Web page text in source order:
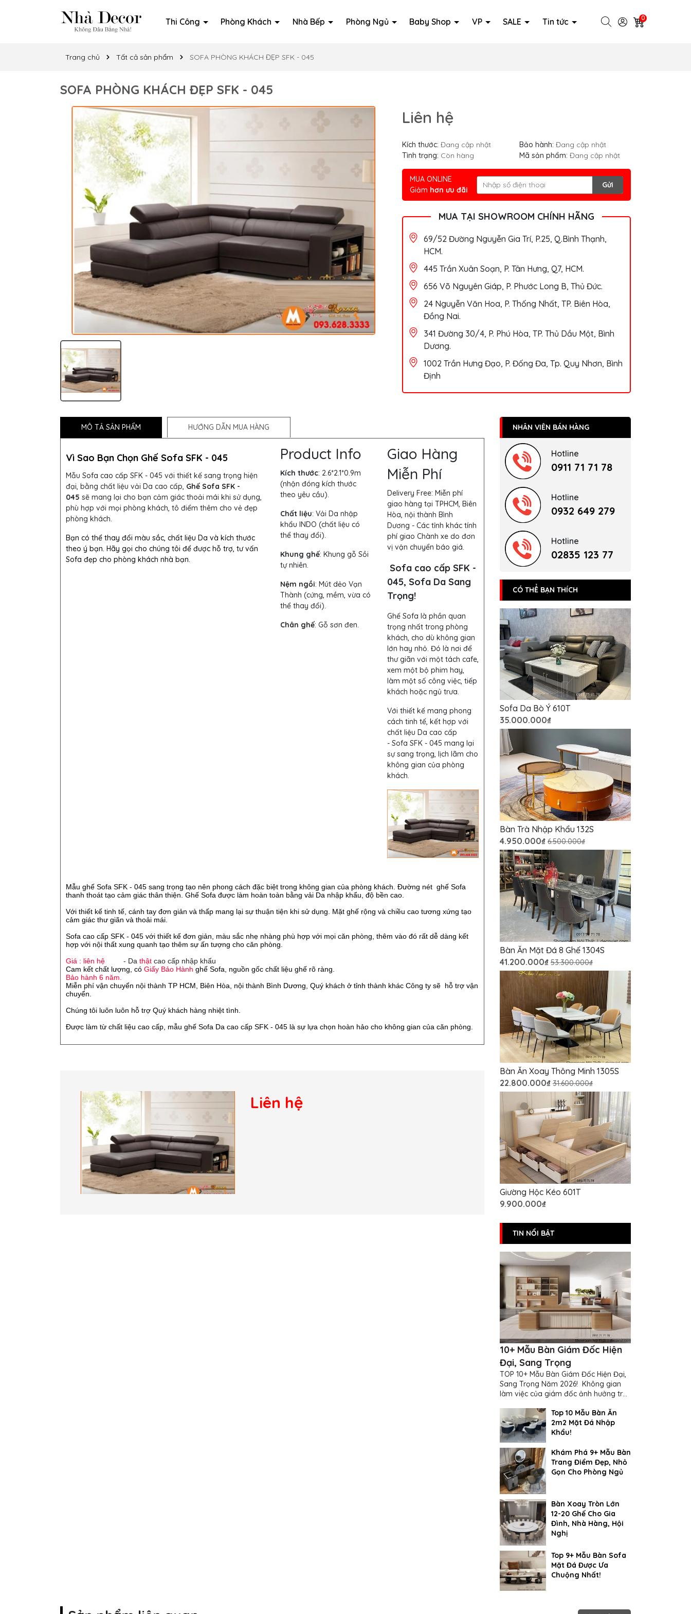
Thi Công Phòng Khách Nhà Bếp Phòng Ngủ Baby Shop VP SALE Tin tức 0
Trang chủ Tất cả sản phẩm SOFA PHÒNG KHÁCH ĐẸP SFK - 045
SOFA PHÒNG KHÁCH ĐẸP SFK - 045
Liên hệ
Kích thước: Đang cập nhật Bảo hành: Đang cập nhật
Tình trạng: Còn hàng Mã sản phẩm: Đang cập nhật
MUA ONLINE
Giảm hơn ưu đãi
Gửi
MUA TẠI SHOWROOM CHÍNH HÃNG
69/52 Đường Nguyễn Gia Trí, P.25, Q.Bình Thạnh,
HCM.
445 Trần Xuân Soạn, P. Tân Hưng, Q7, HCM.
656 Võ Nguyên Giáp, P. Phước Long B, Thủ Đức.
24 Nguyễn Văn Hoa, P. Thống Nhất, TP. Biên Hòa,
Đồng Nai.
341 Đường 30/4, P. Phú Hòa, TP. Thủ Dầu Một, Bình
Dương.
1002 Trần Hưng Đạo, P. Đống Đa, Tp. Quy Nhơn, Bình
Định
MÔ TẢ SẢN PHẨM HƯỚNG DẪN MUA HÀNG
Vì Sao Bạn Chọn Ghế Sofa SFK - 045
Mẫu Sofa cao cấp SFK - 045 với thiết kế sang trọng hiện
đại, bằng chất liệu vải Da cao cấp, Ghế Sofa SFK -
045 sẽ mang lại cho bạn cảm giác thoải mái khi sử dụng,
phù hợp với mọi phòng khách, tô điểm thêm cho vẻ đẹp
phòng khách.
Bạn có thể thay đổi màu sắc, chất liệu Da và kích thước
theo ý bạn. Hãy gọi cho chúng tôi để được hỗ trợ, tư vấn
Sofa đẹp cho phòng khách nhà bạn.
Product Info
Kích thước: 2.6*2.1*0.9m
(nhận đóng kích thước
theo yêu cầu).
Chất liệu: Vải Da nhập
khẩu INDO (chất liệu có
thể thay đổi).
Khung ghế: Khung gỗ Sồi
tự nhiên.
Nệm ngồi: Mút dẻo Vạn
Thành (cứng, mềm, vừa có
thể thay đổi).
Chân ghế: Gỗ sơn đen.
Giao Hàng
Miễn Phí
Delivery Free: Miễn phí
giao hàng tại TPHCM, Biên
Hòa, nội thành Bình
Dương - Các tỉnh khác tính
phí giao Chành xe do đơn
vị vận chuyển báo giá.
Sofa cao cấp SFK -
045, Sofa Da Sang
Trọng!
Ghế Sofa là phần quan
trọng nhất trong phòng
khách, cho dù không gian
lớn hay nhỏ. Đó là nơi để
thư giãn với một tách cafe,
xem một bộ phim hay,
làm một số công việc, tiếp
khách hoặc ngủ trưa.
Với thiết kế mang phong
cách tinh tế, kết hợp với
chất liệu Da cao cấp
- Sofa SFK - 045 mang lại
sự sang trọng, lịch lãm cho
không gian của phòng
khách.
Mẫu ghế Sofa SFK - 045 sang trọng tạo nên phong cách đặc biệt trong không gian của phòng khách. Đường nét ghế Sofa
thanh thoát tạo cảm giác thân thiện. Ghế Sofa được làm hoàn toàn bằng vải Da nhập khẩu, độ bền cao.
Với thiết kế tinh tế, cánh tay đơn giản và thấp mang lại sự thuận tiện khi sử dụng. Mặt ghế rộng và chiều cao tương xứng tạo
cảm giác thư giãn và thoải mái.
Sofa cao cấp SFK - 045 với thiết kế đơn giản, màu sắc nhẹ nhàng phù hợp với mọi căn phòng, thêm vào đó rất dễ dàng kết
hợp với nội thất xung quanh tạo thêm sự ấn tượng cho căn phòng.
Giá : liên hệ - Da thật cao cấp nhập khẩu
Cam kết chất lượng, có Giấy Bảo Hành ghế Sofa, nguồn gốc chất liệu ghế rõ ràng.
Bảo hành 6 năm.
Miễn phí vận chuyển nội thành TP HCM, Biên Hòa, nội thành Bình Dương, Quý khách ở tỉnh thành khác Công ty sẽ hỗ trợ vận
chuyển.
Chúng tôi luôn luôn hỗ trợ Quý khách hàng nhiệt tình.
Được làm từ chất liệu cao cấp, mẫu ghế Sofa Da cao cấp SFK - 045 là sự lựa chọn hoàn hảo cho không gian của căn phòng.
Liên hệ
NHÂN VIÊN BÁN HÀNG
Hotline
0911 71 71 78
Hotline
0932 649 279
Hotline
02835 123 77
CÓ THỂ BẠN THÍCH
Sofa Da Bò Ý 610T
35.000.000₫
Bàn Trà Nhập Khẩu 132S
4.950.000₫ 6.500.000₫
Bàn Ăn Mặt Đá 8 Ghế 1304S
41.200.000₫ 53.300.000₫
Bàn Ăn Xoay Thông Minh 1305S
22.800.000₫ 31.600.000₫
Giường Hộc Kéo 601T
9.900.000₫
TIN NỔI BẬT
10+ Mẫu Bàn Giám Đốc Hiện
Đại, Sang Trọng
TOP 10+ Mẫu Bàn Giám Đốc Hiện Đại,
Sang Trọng Năm 2026! Không gian
làm việc của giám đốc ảnh hưởng trực
Top 10 Mẫu Bàn Ăn
2m2 Mặt Đá Nhập
Khẩu!
Khám Phá 9+ Mẫu Bàn
Trang Điểm Đẹp, Nhỏ
Gọn Cho Phòng Ngủ
Bàn Xoay Tròn Lớn
12-20 Ghế Cho Gia
Đình, Nhà Hàng, Hội
Nghị
Top 9+ Mẫu Bàn Sofa
Mặt Đá Được Ưa
Chuộng Nhất!